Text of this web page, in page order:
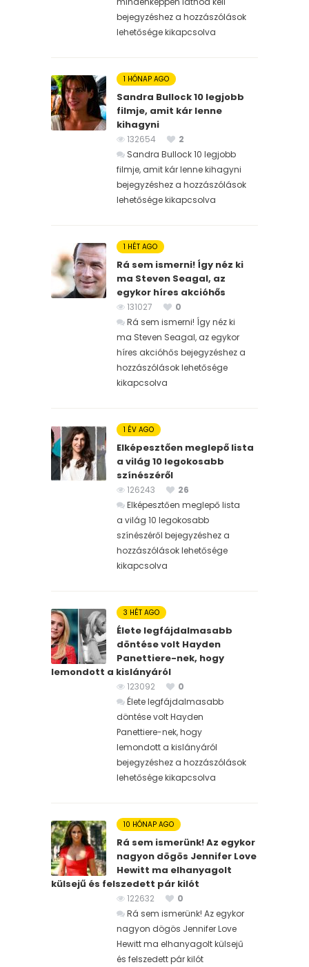
bejegyzéshez a hozzászólások
lehetősége kikapcsolva
1 HÓNAP AGO
Sandra Bullock 10 legjobb
filmje, amit kár lenne
kihagyni
132654
2
Sandra Bullock 10 legjobb
filmje, amit kár lenne kihagyni
bejegyzéshez a hozzászólások
lehetősége kikapcsolva
1 HÉT AGO
Rá sem ismerni! Így néz ki
ma Steven Seagal, az
egykor híres akcióhős
131027
0
Rá sem ismerni! Így néz ki
ma Steven Seagal, az egykor
híres akcióhős bejegyzéshez a
hozzászólások lehetősége
kikapcsolva
1 ÉV AGO
Elképesztően meglepő lista
a világ 10 legokosabb
színészéről
126243
26
Elképesztően meglepő lista
a világ 10 legokosabb
színészéről bejegyzéshez a
hozzászólások lehetősége
kikapcsolva
3 HÉT AGO
Élete legfájdalmasabb
döntése volt Hayden
Panettiere-nek, hogy
lemondott a kislányáról
123092
0
Élete legfájdalmasabb
döntése volt Hayden
Panettiere-nek, hogy
lemondott a kislányáról
bejegyzéshez a hozzászólások
lehetősége kikapcsolva
10 HÓNAP AGO
Rá sem ismerünk! Az egykor
nagyon dögös Jennifer Love
Hewitt ma elhanyagolt
külsejű és felszedett pár kilót
122632
0
Rá sem ismerünk! Az egykor
nagyon dögös Jennifer Love
Hewitt ma elhanyagolt külsejű
és felszedett pár kilót